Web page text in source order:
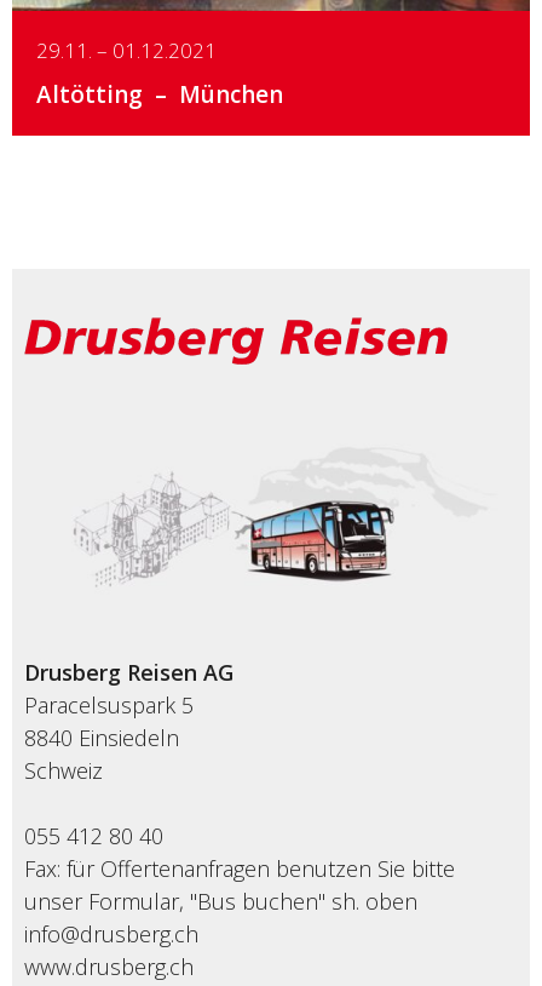
29.11. – 01.12.2021
Altötting München
Drusberg Reisen AG
Paracelsuspark 5
8840 Einsiedeln
Schweiz
055 412 80 40
Fax: für Offertenanfragen benutzen Sie bitte
unser Formular, "Bus buchen" sh. oben
info@drusberg.ch
www.drusberg.ch